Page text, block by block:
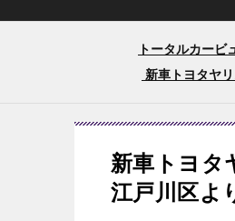
トータルカービ
新車トヨタヤ
新車トヨタ
江戸川区よ